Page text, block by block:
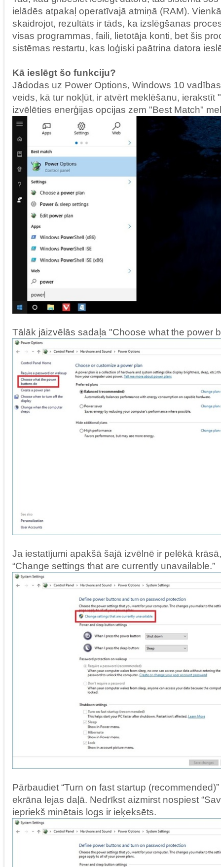
ielādēs atpakaļ operatīvajā atmiņā (RAM).
skaidrojot, rezultāts ir tāds, ka izslēgšanas
visas programmas, faili, lietotāja konti, bet šis
sistēmas restartu, kas loģiski paātrina datora
Kā ieslēgt šo funkciju?
Jādodas uz Power Options, Windows 10
veids, kā tur nokļūt, ir atvērt meklēšanu, ierakstīt
izvēlēties enerģijas opcijas zem "Best Match"
Tālāk jāizvēlās sadaļa "Choose what the power
Ja iestatījumi apakšā šajā izvēlnē ir pelēkā
“Change settings that are currently unavailable.”
Pārbaudiet “Turn on fast startup
ekrāna lejas daļā. Nedrīkst aizmirst nospiest
iepriekš minētais logs ir ieķeksēts.